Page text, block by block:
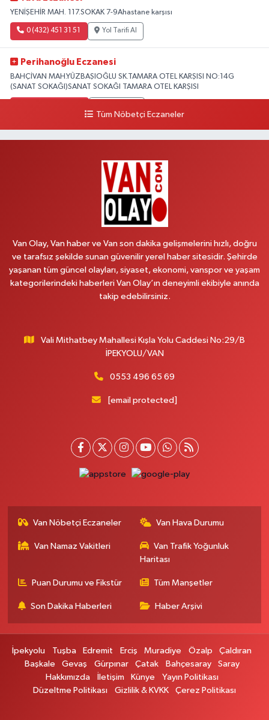
YENİŞEHİR MAH. 117.SOKAK 7-9Ahastane karşısı
0 (432) 451 31 51 Yol Tarifi Al
Perihanoğlu Eczanesi
BAHÇİVAN MAH.YÜZBAŞIOĞLU SK.TAMARA OTEL KARŞISI NO:14G
(SANAT SOKAĞI)SANAT SOKAĞI TAMARA OTEL KARŞISI
Yol Tarifi Al
BEYAZIT MAH.ZEYLAN CADDESİ OKYANUS GİYİM YANI NO:1
Afşar Eczanesi
Kazım Karabekir cad.Eski Araştırma Hastanesi karşısı (kent park karşısı )
Gürpınar Eczanesi
Akpınar Mah. Milli Egemenlik Cad.No:7 A
Yol Tarifi Al
0 (432) 215 77 65 Yol Tarifi Al
Ferhat Eczanesi
Akköprü mahallesi Beşyol mevkii sakatatçılar çarşısı altı şok market yanı
Gündüz Eczanesi
CUMHURİYET MAH. ATATÜRK CADDESİ NO:39 A
Merve Eczanesi
ZEYLAN CAD.BEKO BAYİ KARŞISI NO:13 MERVE ECZANESİ:ZEYLAN
Tüm Nöbetçi Eczaneler
Van Olay, Van haber ve Van son dakika gelişmelerini hızlı, doğru
ve tarafsız şekilde sunan güvenilir yerel haber sitesidir. Şehirde
yaşanan tüm güncel olayları, siyaset, ekonomi, vanspor ve yaşam
kategorilerindeki haberleri Van Olay’ın deneyimli ekibiyle anında
takip edebilirsiniz.
Vali Mithatbey Mahallesi Kışla Yolu Caddesi No:29/B
İPEKYOLU/VAN
0553 496 65 69
[email protected]
Van Nöbetçi Eczaneler Van Hava Durumu
Van Namaz Vakitleri
Van Trafik Yoğunluk
Haritası
Puan Durumu ve Fikstür Tüm Manşetler
Son Dakika Haberleri Haber Arşivi
İpekyolu Tuşba Edremit Erciş Muradiye Özalp
Çaldıran
Başkale
Gevaş Gürpınar Çatak Bahçesaray
Saray
Hakkımızda
İletişim Künye
Yayın Politikası
Düzeltme Politikası
Gizlilik & KVKK Çerez Politikası